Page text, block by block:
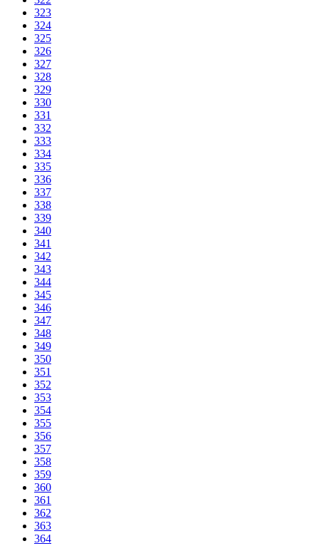
323
324
325
326
327
328
329
330
331
332
333
334
335
336
337
338
339
340
341
342
343
344
345
346
347
348
349
350
351
352
353
354
355
356
357
358
359
360
361
362
363
364